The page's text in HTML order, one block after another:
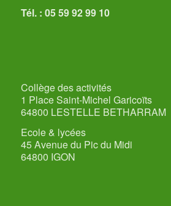
Tél. : 05 59 92 99 10
Collège des activités
1 Place Saint-Michel Garicoïts
64800 LESTELLE BETHARRAM
Ecole & lycées
45 Avenue du Pic du Midi
64800 IGON